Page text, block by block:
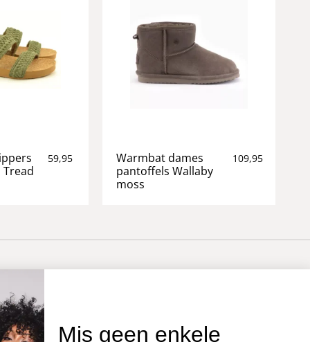
Tread
59,95
Warmbat dames
pantoffels Wallaby
moss
109,95
OVER ONS
Mis geen enkele